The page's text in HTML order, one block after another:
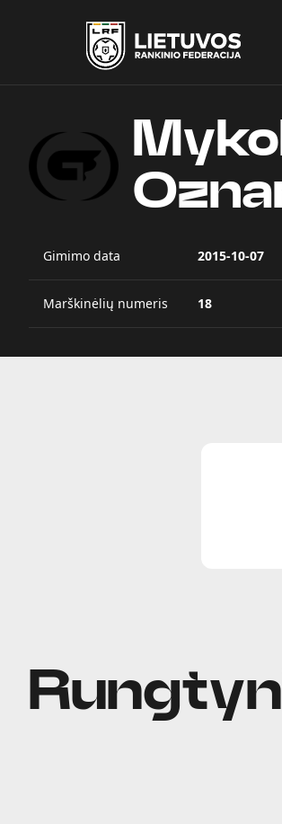
Gimimo data 2015-10-07
Marškinėlių numeris 18